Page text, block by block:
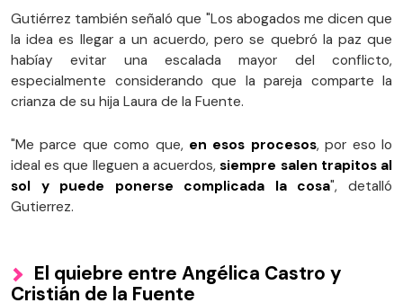
Gutiérrez también señaló que "Los abogados me dicen que
la idea es llegar a un acuerdo, pero se quebró la paz que
habíay evitar una escalada mayor del conflicto,
especialmente considerando que la pareja comparte la
crianza de su hija Laura de la Fuente.
"Me parce que como que, en esos procesos, por eso lo
ideal es que lleguen a acuerdos,siempre salen trapitos al
sol y puede ponerse complicada la cosa", detalló
Gutierrez.
El quiebre entre Angélica Castro y
Cristián de la Fuente